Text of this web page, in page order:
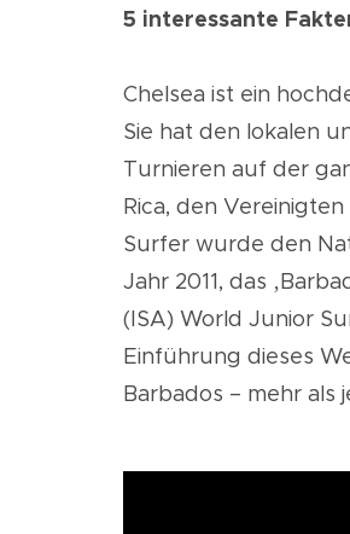
5 interessante
Chelsea ist ein
Sie hat den lokalen
Turnieren auf der
Rica, den
Surfer wurde den
Jahr 2011, das
(ISA) World Junior
Einführung dieses
Barbados – mehr als